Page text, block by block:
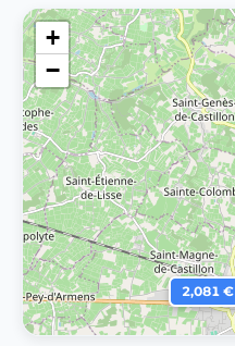
2,081 €
+
−